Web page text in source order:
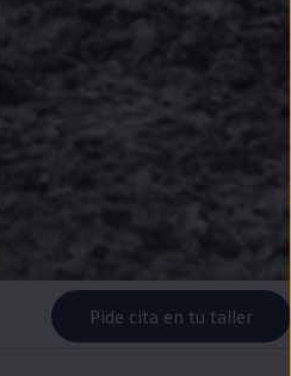
Pide cita en tu taller